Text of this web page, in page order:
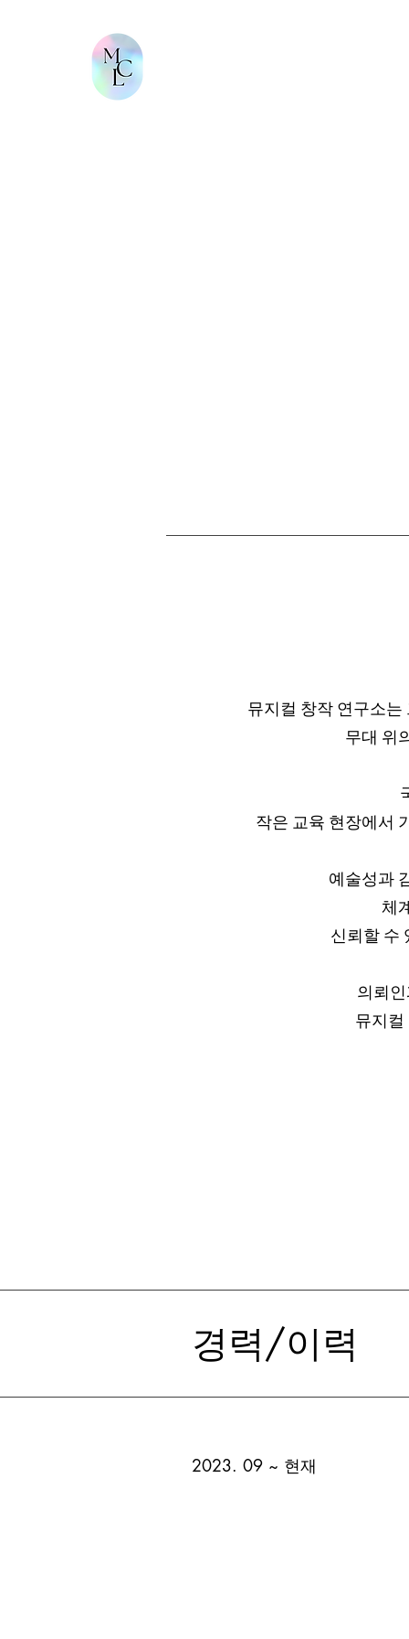
뮤지컬 창작 연구소는
무대 위
작은 교육 현장에서
예술성과
체
신뢰할 수
의뢰
뮤지컬
경력/이력
2023. 09 ~ 현재